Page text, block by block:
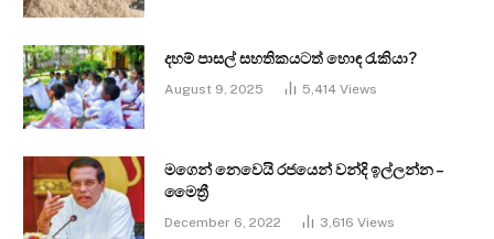
දහම් පාසල් සහතිකයටත් හොඳ රැකියා?
August 9, 2025 5,414 Views
මගෙන් නෙවෙයි රජයෙන් වන්දි ඉල්ලන්න –
මෛත්‍රී
December 6, 2022 3,616 Views